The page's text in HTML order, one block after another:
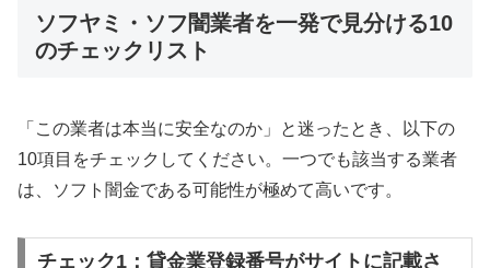
ソフヤミ・ソフ闇業者を一発で見分ける10
のチェックリスト
「この業者は本当に安全なのか」と迷ったとき、以下の
10項目をチェックしてください。一つでも該当する業者
は、ソフト闇金である可能性が極めて高いです。
チェック1：貸金業登録番号がサイトに記載さ